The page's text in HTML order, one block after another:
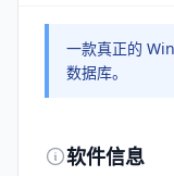
一款真正的
数据库。
软件信息